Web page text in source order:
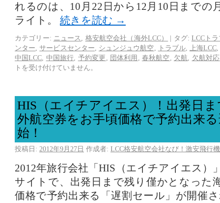
れるのは、10月22日から12月10日までの
ライト。 続きを読む →
カテゴリー: ニュース 格安航空会社（海外LCC） | タグ: LCCト
ンター ,サービスセンター シュンジュウ航空 トラブル, 上海LCC
中国LCC 中国旅行 予約変更 団体利用 春秋航空 欠航 欠航対応
トを受け付けていません。
HIS（エイチアイエス）！出発日
外航空券をお手頃価格で予約出来
始！
投稿日: 2012年9月27日 作成者: LCC格安航空会社なび！激安飛行
2012年旅行会社「HIS（エイチアイエス）
サイトで、出発日まで残り僅かとなった
価格で予約出来る「遅割セール」が開催